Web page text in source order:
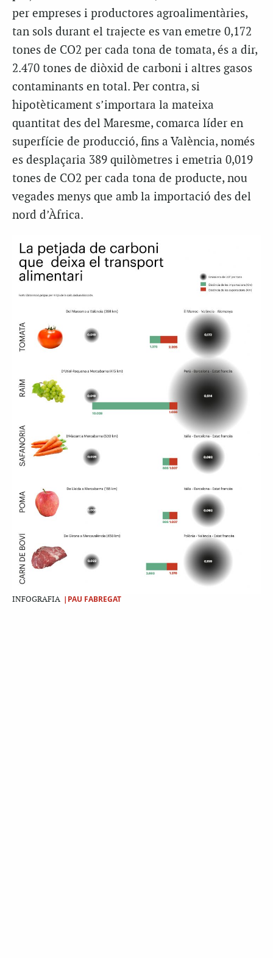
per empreses i productores agroalimentàries,
tan sols durant el trajecte es van emetre 0,172
tones de CO2 per cada tona de tomata, és a dir,
2.470 tones de diòxid de carboni i altres gasos
contaminants en total. Per contra, si
hipotèticament s’importara la mateixa
quantitat des del Maresme, comarca líder en
superfície de producció, fins a València, només
es desplaçaria 389 quilòmetres i emetria 0,019
tones de CO2 per cada tona de producte, nou
vegades menys que amb la importació des del
nord d’Àfrica.
INFOGRAFIA |PAU FABREGAT